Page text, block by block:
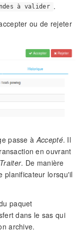
à valider .
ou de rejeter
passe àAccepté. Il
en ouvrant
Traiter. De manière
planificateur lorsqu'il
paquet
dans le sas qui
archive.